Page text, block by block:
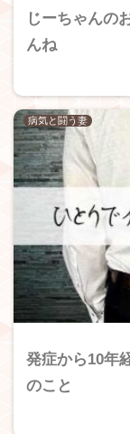
じーちゃんの
んね
病気と闘う妻
発症から10年
のこと